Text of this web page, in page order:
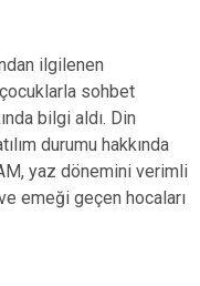
ilgilenen
sohbet
bilgi aldı. Din
durumu hakkında
yaz dönemini verimli
emeği geçen hocaları